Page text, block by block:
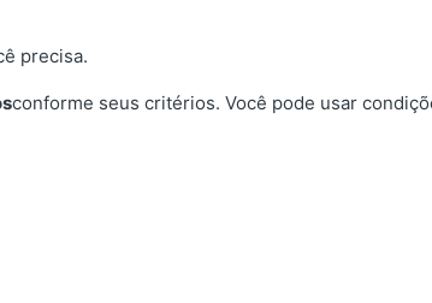
precisa.
conforme seus critérios. Você pode usar